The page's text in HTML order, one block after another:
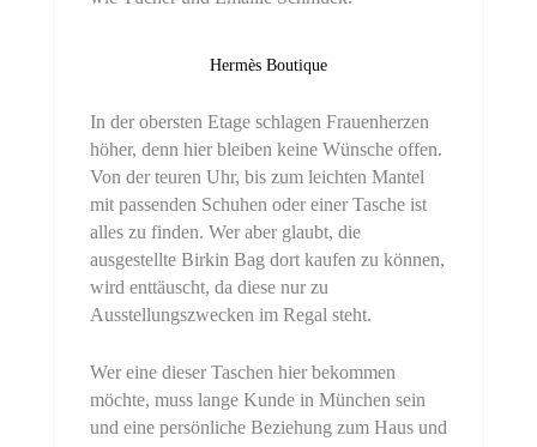
Hermès Boutique
In der obersten Etage schlagen Frauenherzen
höher, denn hier bleiben keine Wünsche offen.
Von der teuren Uhr, bis zum leichten Mantel
mit passenden Schuhen oder einer Tasche ist
alles zu finden. Wer aber glaubt, die
ausgestellte Birkin Bag dort kaufen zu können,
wird enttäuscht, da diese nur zu
Ausstellungszwecken im Regal steht.
Wer eine dieser Taschen hier bekommen
möchte, muss lange Kunde in München sein
und eine persönliche Beziehung zum Haus und